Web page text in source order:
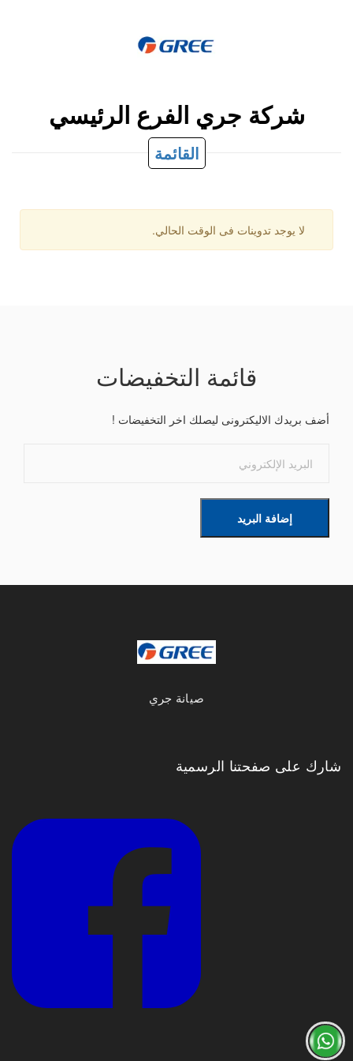
شركة جري الفرع الرئيسي
القائمة
لا يوجد تدوينات فى الوقت الحالي.
قائمة التخفيضات
أضف بريدك الاليكترونى ليصلك اخر التخفيضات !
إضافة البريد
صيانة جري
شارك على صفحتنا الرسمية